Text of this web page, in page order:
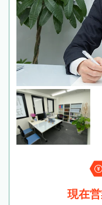
現在